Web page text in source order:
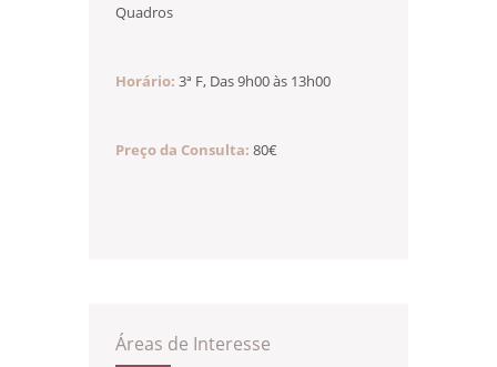
Quadros
Horário: 3ª F, Das 9h00 às 13h00
Preço da Consulta: 80€
Áreas de Interesse